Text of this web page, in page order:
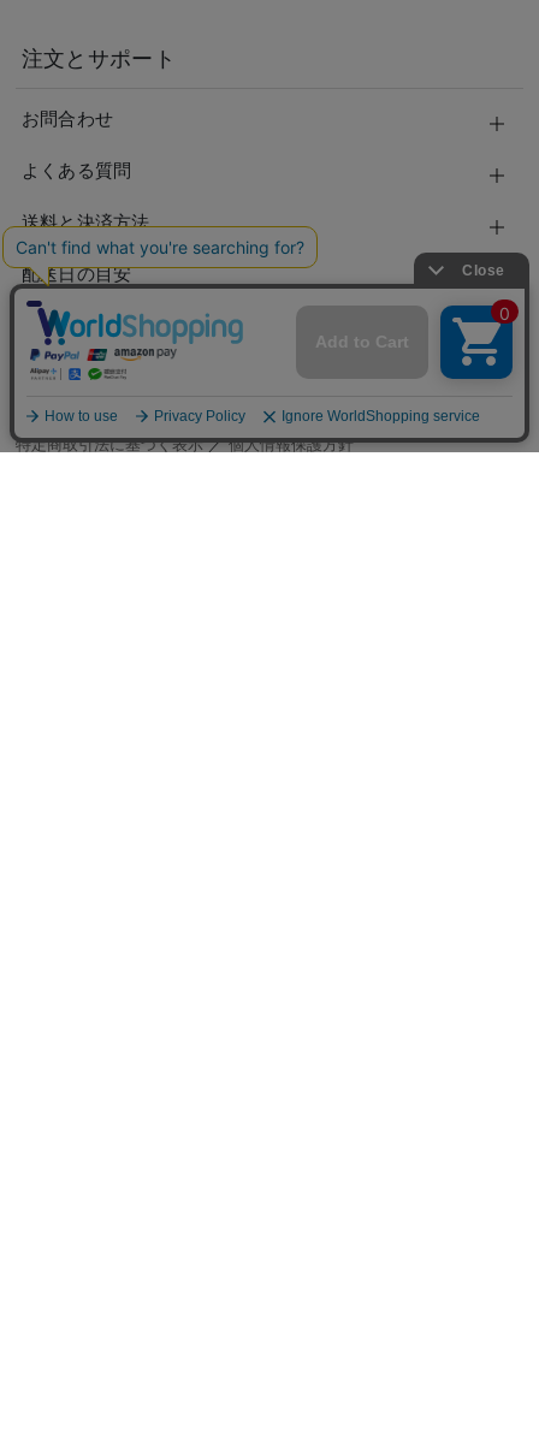
注文とサポート
お問合わせ
よくある質問
送料と決済方法
配送日の目安
ポイント・クーポンについて
会員ランクについて
特定商取引法に基づく表示／個人情報保護方針